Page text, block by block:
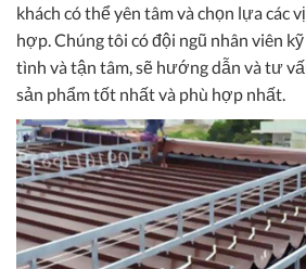
khách có thể yên tâm và chọn lựa các
hợp. Chúng tôi có đội ngũ nhân viên
tình và tận tâm, sẽ hướng dẫn và tư
sản phẩm tốt nhất và phù hợp nhất.